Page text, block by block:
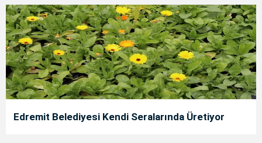
Edremit Belediyesi Kendi Seralarında Üretiyor